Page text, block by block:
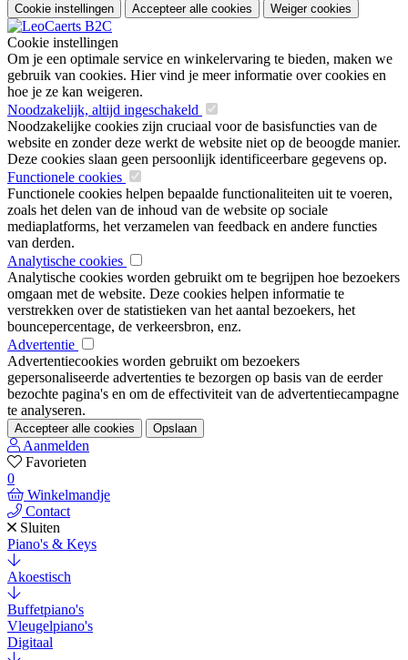
Cookie instellingen Accepteer alle cookies Weiger cookies
Cookie instellingen
Om je een optimale service en winkelervaring te bieden, maken we
gebruik van cookies. Hier vind je meer informatie over cookies en
hoe je ze kan weigeren.
Noodzakelijk, altijd ingeschakeld
Noodzakelijke cookies zijn cruciaal voor de basisfuncties van de
website en zonder deze werkt de website niet op de beoogde manier.
Deze cookies slaan geen persoonlijk identificeerbare gegevens op.
Functionele cookies
Functionele cookies helpen bepaalde functionaliteiten uit te voeren,
zoals het delen van de inhoud van de website op sociale
mediaplatforms, het verzamelen van feedback en andere functies
van derden.
Analytische cookies
Analytische cookies worden gebruikt om te begrijpen hoe bezoekers
omgaan met de website. Deze cookies helpen informatie te
verstrekken over de statistieken van het aantal bezoekers, het
bouncepercentage, de verkeersbron, enz.
Advertentie
Advertentiecookies worden gebruikt om bezoekers
gepersonaliseerde advertenties te bezorgen op basis van de eerder
bezochte pagina's en om de effectiviteit van de advertentiecampagne
te analyseren.
Accepteer alle cookies Opslaan
Aanmelden
Favorieten
0
Winkelmandje
Contact
Sluiten
Piano's & Keys
Akoestisch
Buffetpiano's
Vleugelpiano's
Digitaal